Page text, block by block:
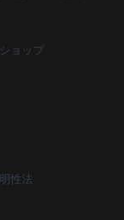
ョップ
性法